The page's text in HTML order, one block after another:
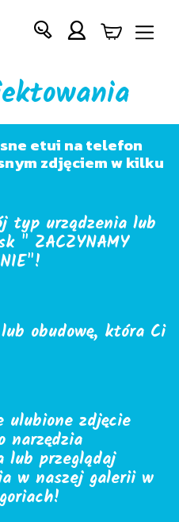
etui na telefon
zdjęciem w kilku
typ urządzenia lub
" ZACZYNAMY
obudowę, która Ci
ulubione zdjęcie
lub przeglądaj
w naszej galerii w